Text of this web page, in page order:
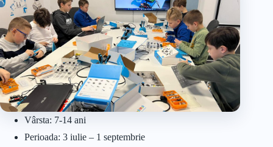
Vârsta: 7-14 ani
Perioada: 3 iulie – 1 septembrie